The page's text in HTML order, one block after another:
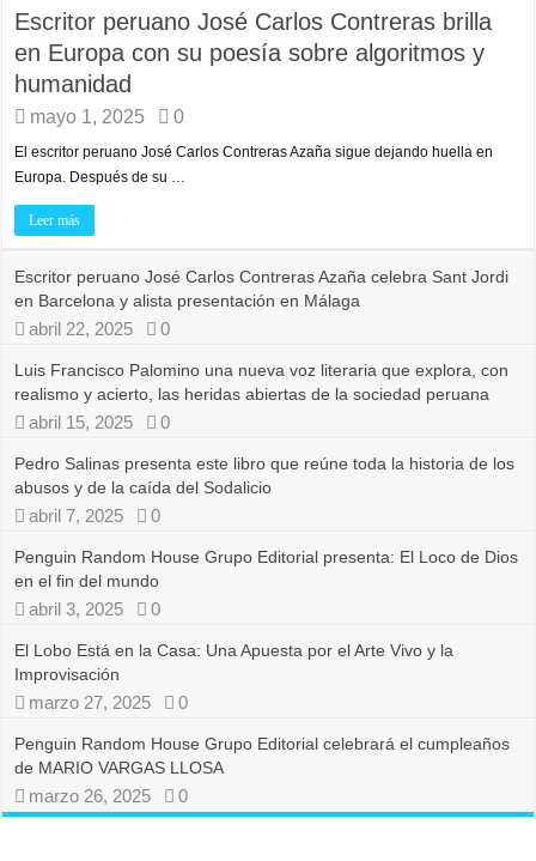
Escritor peruano José Carlos Contreras brilla
en Europa con su poesía sobre algoritmos y
humanidad
mayo 1, 2025 0
El escritor peruano José Carlos Contreras Azaña sigue dejando huella en
Europa. Después de su …
Leer más
Escritor peruano José Carlos Contreras Azaña celebra Sant Jordi
en Barcelona y alista presentación en Málaga
abril 22, 2025 0
Luis Francisco Palomino una nueva voz literaria que explora, con
realismo y acierto, las heridas abiertas de la sociedad peruana
abril 15, 2025 0
Pedro Salinas presenta este libro que reúne toda la historia de los
abusos y de la caída del Sodalicio
abril 7, 2025 0
Penguin Random House Grupo Editorial presenta: El Loco de Dios
en el fin del mundo
abril 3, 2025 0
El Lobo Está en la Casa: Una Apuesta por el Arte Vivo y la
Improvisación
marzo 27, 2025 0
Penguin Random House Grupo Editorial celebrará el cumpleaños
de MARIO VARGAS LLOSA
marzo 26, 2025 0